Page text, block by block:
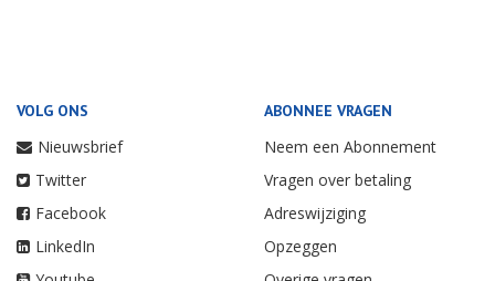
VOLG ONS
Nieuwsbrief
Twitter
Facebook
LinkedIn
ABONNEE VRAGEN
Neem een Abonnement
Vragen over betaling
Adreswijziging
Opzeggen